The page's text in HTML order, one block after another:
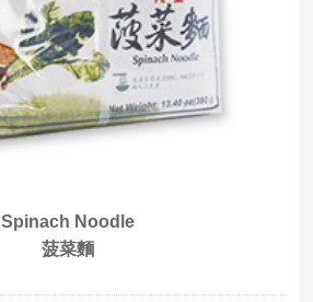
Spinach Noodle
菠菜麵